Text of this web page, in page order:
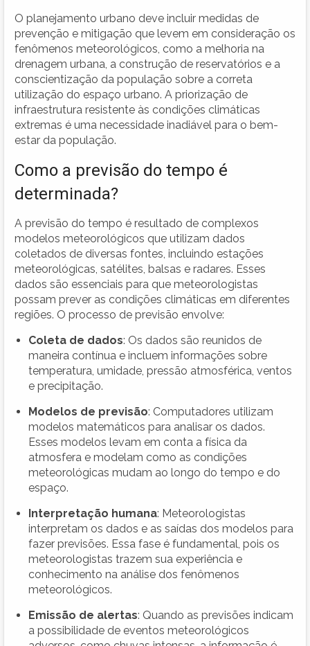
O planejamento urbano deve incluir medidas de
prevenção e mitigação que levem em consideração os
fenômenos meteorológicos, como a melhoria na
drenagem urbana, a construção de reservatórios e a
conscientização da população sobre a correta
utilização do espaço urbano. A priorização de
infraestrutura resistente às condições climáticas
extremas é uma necessidade inadiável para o bem-
estar da população.
Como a previsão do tempo é
determinada?
A previsão do tempo é resultado de complexos
modelos meteorológicos que utilizam dados
coletados de diversas fontes, incluindo estações
meteorológicas, satélites, balsas e radares. Esses
dados são essenciais para que meteorologistas
possam prever as condições climáticas em diferentes
regiões. O processo de previsão envolve:
Coleta de dados: Os dados são reunidos de
maneira contínua e incluem informações sobre
temperatura, umidade, pressão atmosférica, ventos
e precipitação.
Modelos de previsão: Computadores utilizam
modelos matemáticos para analisar os dados.
Esses modelos levam em conta a física da
atmosfera e modelam como as condições
meteorológicas mudam ao longo do tempo e do
espaço.
Interpretação humana: Meteorologistas
interpretam os dados e as saídas dos modelos para
fazer previsões. Essa fase é fundamental, pois os
meteorologistas trazem sua experiência e
conhecimento na análise dos fenômenos
meteorológicos.
Emissão de alertas: Quando as previsões indicam
a possibilidade de eventos meteorológicos